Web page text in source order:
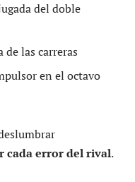
del doble
de las carreras
en el octavo
cada error del rival.